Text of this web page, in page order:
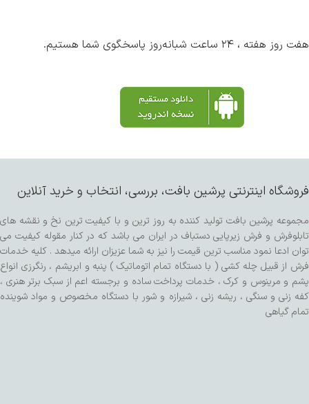
هفت روز هفته ، ۲۴ ساعت شبانه‌روز پاسخگوی شما هستیم.
فروشگاه اینترنتی پرشین بافت، بررسی، انتخاب و خرید آنلاین
مجموعه پرشین بافت تولید کننده به روز ترین و با کیفیت ترین نخ و نقشه های
تابلوفرش و فرش زیرپایی دستباف در ایران می باشد که در کنار مقوله کیفیت می
توان ادعا نمود مناسب ترین قیمت را نیز به شما عزیزان ارائه میدهد . کلیه خدمات
فرش از قبیل چله کشی ( با دستگاه تمام اتوماتیک ) پنبه و ابریشم ، رنگرزی انواع
پشم و مرینوس و کرک ، خدمات پرداخت ساده و برجسته اعم از سبک برتر هنری ،
کفه زنی و سنگی ، ریشه زنی ، شیرازه و شور با دستگاه مخصوص و مواد شوینده
تمام گیاهی